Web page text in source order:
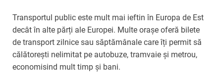
Transportul public este mult mai ieftin în Europa de Est
decât în alte părți ale Europei. Multe orașe oferă bilete
de transport zilnice sau săptămânale care îți permit să
călătorești nelimitat pe autobuze, tramvaie și metrou,
economisind mult timp și bani.